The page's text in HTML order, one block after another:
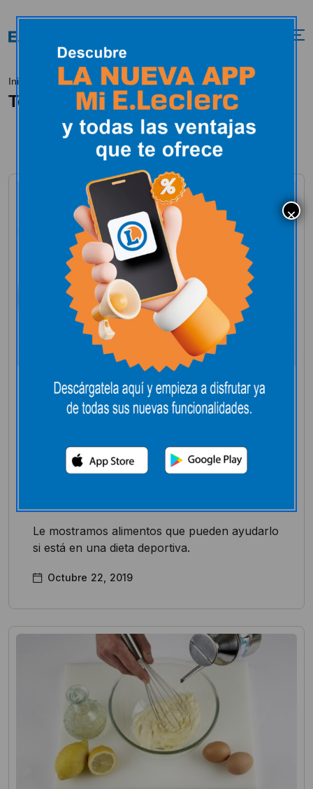
Inicio Tendencias
Tendencias
Alimentación
con proteínas
Le mostramos alimentos que pueden ayudarlo
si está en una dieta deportiva.
Octubre 22, 2019